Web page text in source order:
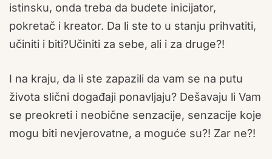
istinsku, onda treba da budete inicijator,
pokretač i kreator. Da li ste to u stanju prihvatiti,
učiniti i biti?Učiniti za sebe, ali i za druge?!
I na kraju, da li ste zapazili da vam se na putu
života slični događaji ponavljaju? Dešavaju li Vam
se preokreti i neobične senzacije, senzacije koje
mogu biti nevjerovatne, a moguće su?! Zar ne?!